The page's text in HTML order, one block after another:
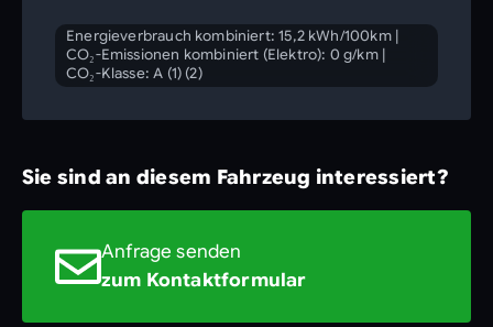
Energieverbrauch kombiniert: 15,2 kWh/100km|
CO₂-Emissionen kombiniert (Elektro): 0 g/km|
CO₂-Klasse: A (1) (2)
Sie sind an diesem Fahrzeug interessiert?
Anfrage senden
zum Kontaktformular